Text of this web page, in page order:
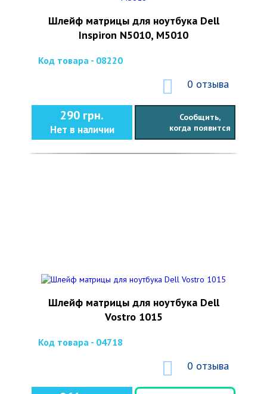
Шлейф матрицы для ноутбука Dell
Inspiron N5010, M5010
Код товара - 08220
0 отзыва
290 грн.
Нет в наличии
Сообщить,
когда появится
Шлейф матрицы для ноутбука Dell
Vostro 1015
Код товара - 04718
0 отзыва